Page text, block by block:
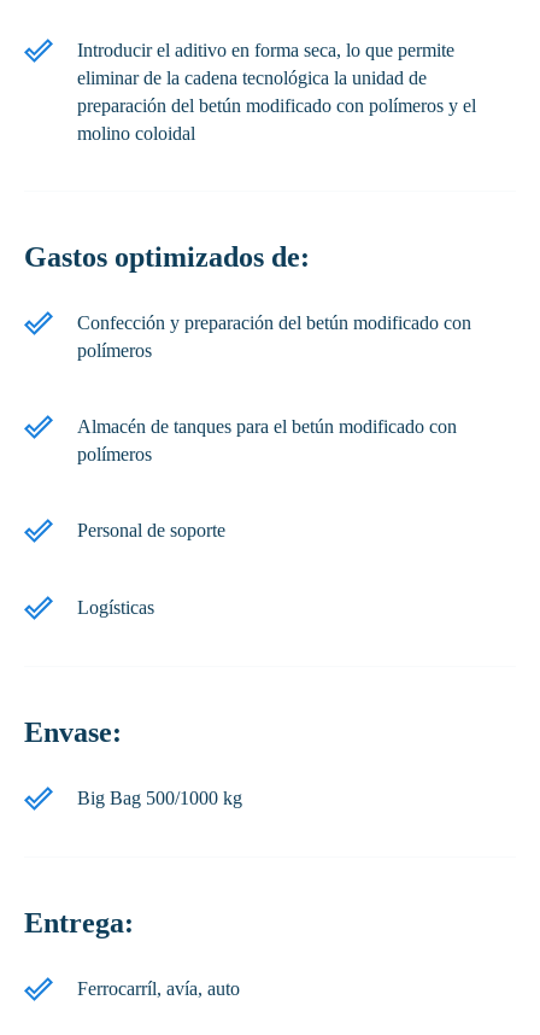
Introducir el aditivo en forma seca, lo que permite
eliminar de la cadena tecnológica la unidad de
preparación del betún modificado con polímeros y el
molino coloidal
Gastos optimizados de:
Confección y preparación del betún modificado con
polímeros
Almacén de tanques para el betún modificado con
polímeros
Personal de soporte
Logísticas
Envase:
Big Bag 500/1000 kg
Entrega:
Ferrocarríl, avía, auto